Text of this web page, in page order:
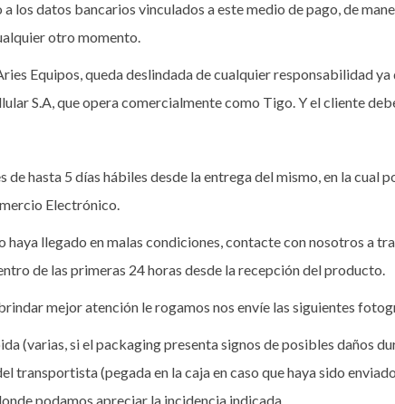
a los datos bancarios vinculados a este medio de pago, de
otro momento.
Equipos, queda deslindada de cualquier responsabilidad
S.A, que opera comercialmente como Tigo. Y el cliente
de hasta 5 días hábiles desde la entrega del mismo, en la
Electrónico.
haya llegado en malas condiciones, contacte con nosotros a
de las primeras 24 horas desde la recepción del producto.
mejor atención le rogamos nos envíe las siguientes
(varias, si el packaging presenta signos de posibles daños
transportista (pegada en la caja en caso que haya sido
podamos apreciar la incidencia indicada.